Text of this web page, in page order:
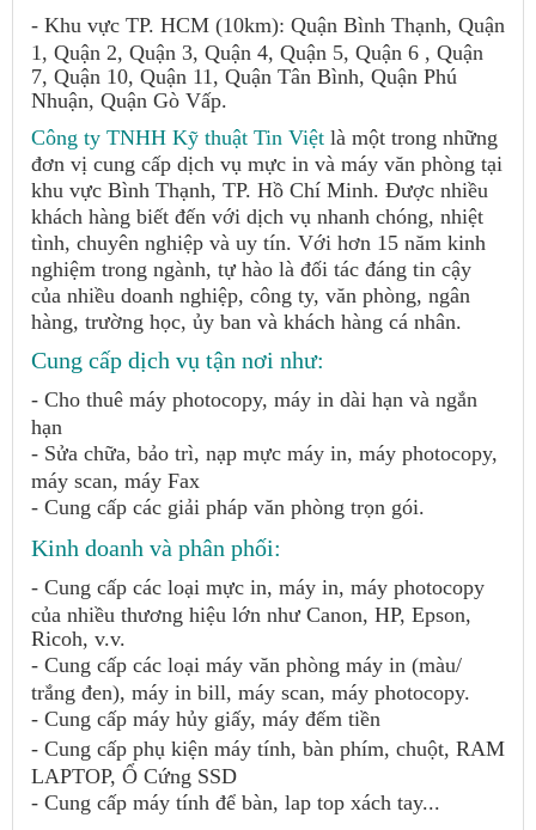
- Khu vực TP. HCM (10km): Quận Bình Thạnh, Quận
1, Quận 2, Quận 3, Quận 4, Quận 5, Quận 6 , Quận
7, Quận 10, Quận 11, Quận Tân Bình, Quận Phú
Nhuận, Quận Gò Vấp.
Công ty TNHH Kỹ thuật Tin Việt là một trong những
đơn vị cung cấp dịch vụ mực in và máy văn phòng tại
khu vực Bình Thạnh, TP. Hồ Chí Minh. Được nhiều
khách hàng biết đến với dịch vụ nhanh chóng, nhiệt
tình, chuyên nghiệp và uy tín. Với hơn 15 năm kinh
nghiệm trong ngành, tự hào là đối tác đáng tin cậy
của nhiều doanh nghiệp, công ty, văn phòng, ngân
hàng, trường học, ủy ban và khách hàng cá nhân.
Cung cấp dịch vụ tận nơi như:
- Cho thuê máy photocopy, máy in dài hạn và ngắn
hạn
- Sửa chữa, bảo trì, nạp mực máy in, máy photocopy,
máy scan, máy Fax
- Cung cấp các giải pháp văn phòng trọn gói.
Kinh doanh và phân phối:
- Cung cấp các loại mực in, máy in, máy photocopy
của nhiều thương hiệu lớn như Canon, HP, Epson,
Ricoh, v.v.
- Cung cấp các loại máy văn phòng máy in (màu/
trắng đen), máy in bill, máy scan, máy photocopy.
- Cung cấp máy hủy giấy, máy đếm tiền
- Cung cấp phụ kiện máy tính, bàn phím, chuột, RAM
LAPTOP, Ổ Cứng SSD
- Cung cấp máy tính để bàn, lap top xách tay...